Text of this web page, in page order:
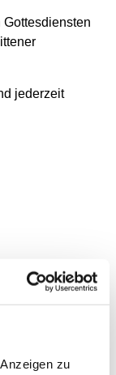
zu
jederzeit